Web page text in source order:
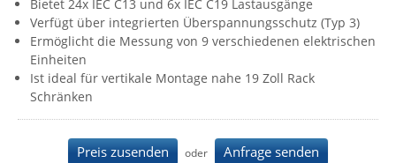
Ihse
Kerlink
Kramer Electronics
KVM TEC
Legrand
LigoWave
Bietet 24x IEC C13 und 6x IEC C19 Lastausgänge
Verfügt über integrierten Überspannungsschutz (Typ 3)
Ermöglicht die Messung von 9 verschiedenen elektrischen
Einheiten
Ist ideal für vertikale Montage nahe 19 Zoll Rack
Schränken
Preis zusenden oder Anfrage senden